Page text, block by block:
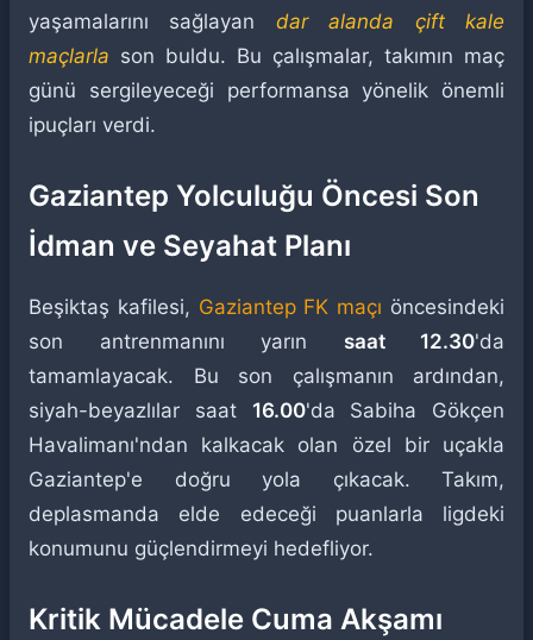
yaşamalarını sağlayan dar alanda çift kale
maçlarla son buldu. Bu çalışmalar, takımın maç
günü sergileyeceği performansa yönelik önemli
ipuçları verdi.
Gaziantep Yolculuğu Öncesi Son
İdman ve Seyahat Planı
Beşiktaş kafilesi, Gaziantep FK maçı öncesindeki
son antrenmanını yarın saat 12.30'da
tamamlayacak. Bu son çalışmanın ardından,
siyah-beyazlılar saat 16.00'da Sabiha Gökçen
Havalimanı'ndan kalkacak olan özel bir uçakla
Gaziantep'e doğru yola çıkacak. Takım,
deplasmanda elde edeceği puanlarla ligdeki
konumunu güçlendirmeyi hedefliyor.
Kritik Mücadele Cuma Akşamı